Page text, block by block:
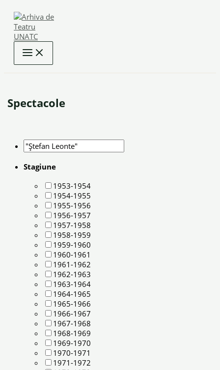
content
Spectacole
Stagiune
1953-1954
1954-1955
1955-1956
1956-1957
1957-1958
1958-1959
1959-1960
1960-1961
1961-1962
1962-1963
1963-1964
1964-1965
1965-1966
1966-1967
1967-1968
1968-1969
1969-1970
1970-1971
1971-1972